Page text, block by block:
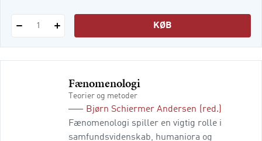
1 KØB
Fænomenologi
Teorier og metoder
Bjørn Schiermer Andersen
(red.)
Fænomenologi spiller en vigtig rolle i
samfundsvidenskab, humaniora og